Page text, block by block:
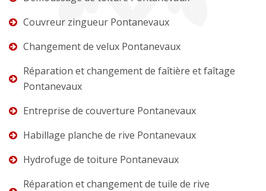
Couvreur zingueur Pontanevaux
Changement de velux Pontanevaux
Réparation et changement de faîtière et faîtage
Pontanevaux
Entreprise de couverture Pontanevaux
Habillage planche de rive Pontanevaux
Hydrofuge de toiture Pontanevaux
Réparation et changement de tuile de rive